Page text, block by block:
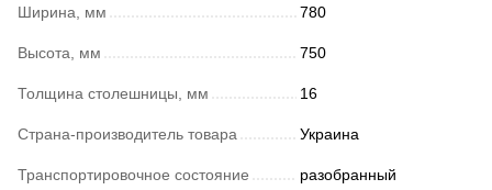
Ширина, мм 780
Высота, мм 750
Толщина столешницы, мм 16
Страна-производитель товара Украина
Транспортировочное состояние разобранный